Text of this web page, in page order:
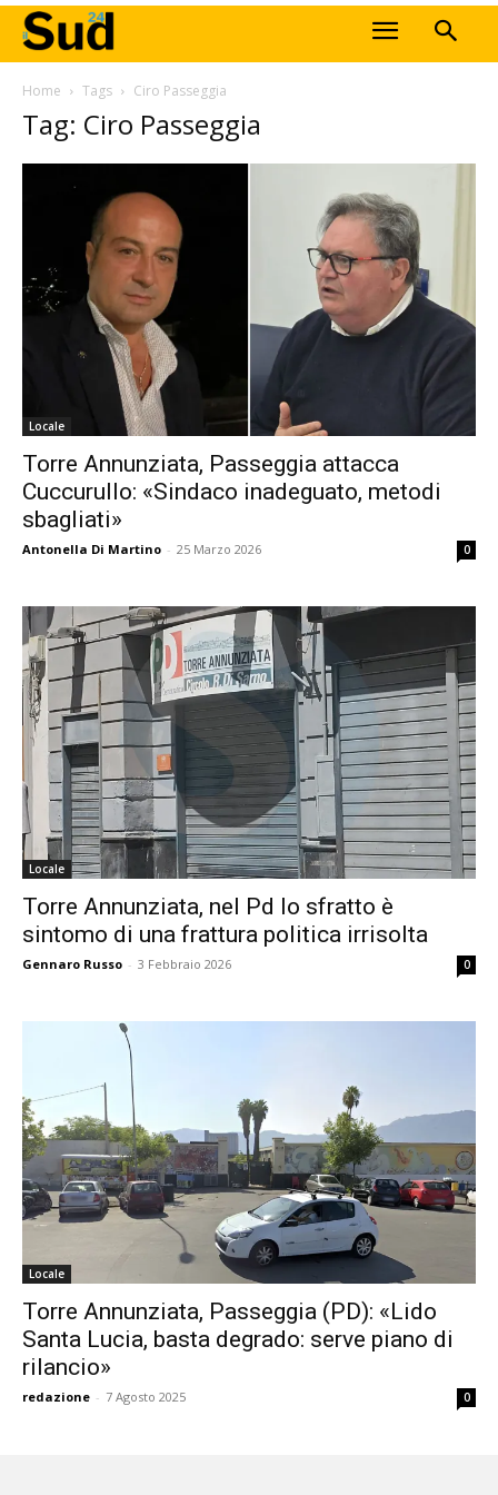
Home Tags Ciro Passeggia
Tag: Ciro Passeggia
Locale
Torre Annunziata, Passeggia attacca
Cuccurullo: «Sindaco inadeguato, metodi
sbagliati»
Antonella Di Martino - 25 Marzo 2026 0
Locale
Torre Annunziata, nel Pd lo sfratto è
sintomo di una frattura politica irrisolta
Gennaro Russo - 3 Febbraio 2026 0
Locale
Torre Annunziata, Passeggia (PD): «Lido
Santa Lucia, basta degrado: serve piano di
rilancio»
redazione - 7 Agosto 2025 0